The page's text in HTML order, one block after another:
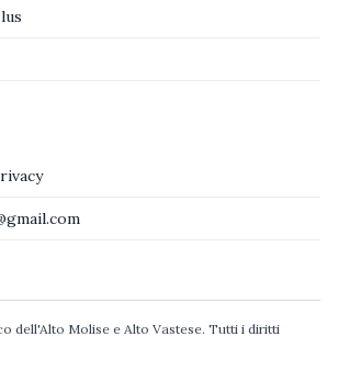
dell'Alto Molise e Alto Vastese. Tutti i diritti